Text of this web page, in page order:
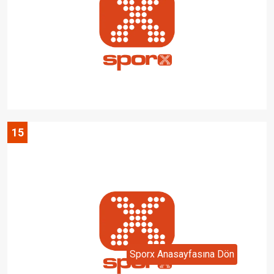
15
Sporx Anasayfasına Dön